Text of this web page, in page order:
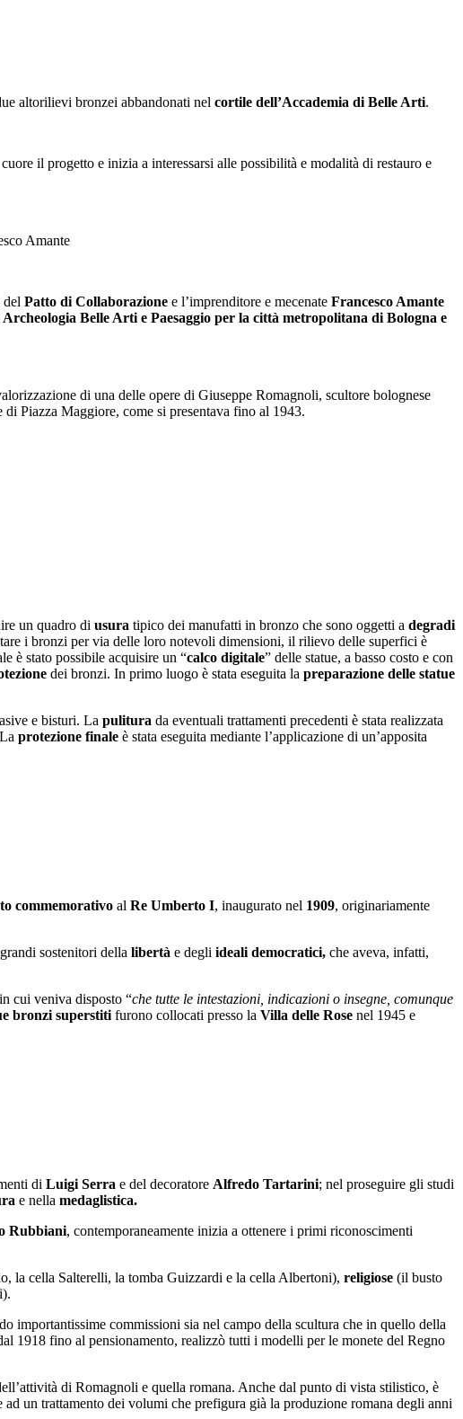
altorilievi bronzei abbandonati nel cortile dell’Accademia di Belle Arti.
il progetto e inizia a interessarsi alle possibilità e modalità di restauro e
Amante
del Patto di Collaborazione e l’imprenditore e mecenate Francesco Amante
Belle Arti e Paesaggio per la città metropolitana di Bologna e
di una delle opere di Giuseppe Romagnoli, scultore bolognese
Piazza Maggiore, come si presentava fino al 1943.
un quadro di usura tipico dei manufatti in bronzo che sono oggetti a degradi
i bronzi per via delle loro notevoli dimensioni, il rilievo delle superfici è
è stato possibile acquisire un “calco digitale” delle statue, a basso costo e con
dei bronzi. In primo luogo è stata eseguita la preparazione delle statue
e bisturi. La pulitura da eventuali trattamenti precedenti è stata realizzata
protezione finale è stata eseguita mediante l’applicazione di un’apposita
commemorativo al Re Umberto I, inaugurato nel 1909, originariamente
sostenitori della libertà e degli ideali democratici, che aveva, infatti,
in cui veniva disposto “che tutte le intestazioni, indicazioni o insegne, comunque
bronzi superstiti furono collocati presso la Villa delle Rose nel 1945 e
di Luigi Serra e del decoratore Alfredo Tartarini; nel proseguire gli studi
e nella medaglistica.
Rubbiani, contemporaneamente inizia a ottenere i primi riconoscimenti
la cella Salterelli, la tomba Guizzardi e la cella Albertoni), religiose (il busto
importantissime commissioni sia nel campo della scultura che in quello della
1918 fino al pensionamento, realizzò tutti i modelli per le monete del Regno
di Romagnoli e quella romana. Anche dal punto di vista stilistico, è
un trattamento dei volumi che prefigura già la produzione romana degli anni